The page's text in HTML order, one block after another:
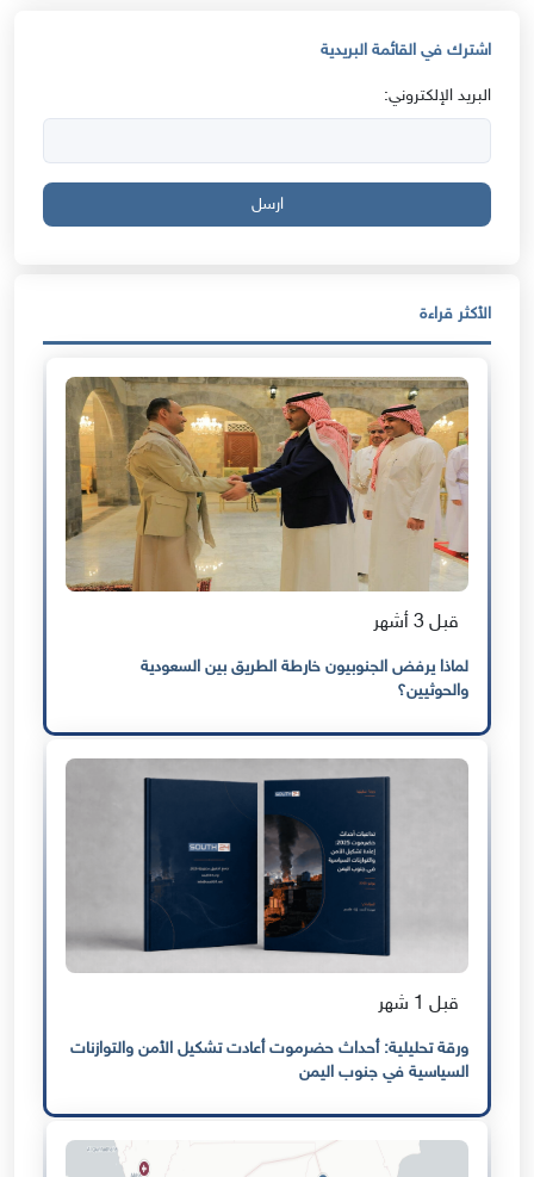
اشترك في القائمة البريدية
البريد الإلكتروني:
ارسل
الأكثر قراءة
قبل 3 أشهر
لماذا يرفض الجنوبيون خارطة الطريق بين السعودية
والحوثيين؟
قبل 1 شهر
ورقة تحليلية: أحداث حضرموت أعادت تشكيل الأمن والتوازنات
السياسية في جنوب اليمن